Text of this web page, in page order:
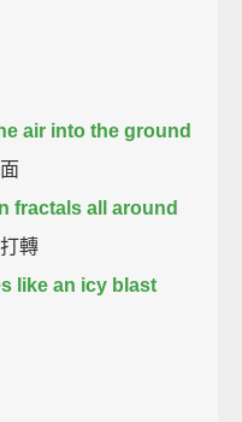
air into the ground
fractals all around
轉
like an icy blast